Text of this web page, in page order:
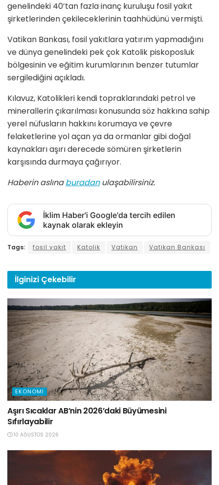
genelindeki 40’tan fazla inanç kuruluşu fosil yakıt
şirketlerinden çekileceklerinin taahhüdünü vermişti.
Vatikan Bankası, fosil yakıtlara yatırım yapmadığını
ve dünya genelindeki pek çok Katolik piskoposluk
bölgesinin ve eğitim kurumlarının benzer tutumlar
sergilediğini açıkladı.
Kılavuz, Katolikleri kendi topraklarındaki petrol ve
minerallerin çıkarılması konusunda söz hakkına sahip
yerel nüfusların hakkını korumaya ve çevre
felaketlerine yol açan ya da ormanlar gibi doğal
kaynakları aşırı derecede sömüren şirketlerin
karşısında durmaya çağırıyor.
Haberin aslınaburadanulaşabilirsiniz.
İklim Haber'i Google'da tercih edilen
kaynak olarak ekleyin
Tags: fosil yakıt Katolik Vatikan Vatikan Bankası
İlginizi Çekebilir
EKONOMI
Aşırı Sıcaklar AB’nin 2026’daki Büyümesini
Sıfırlayabilir
10 AĞUSTOS 2026